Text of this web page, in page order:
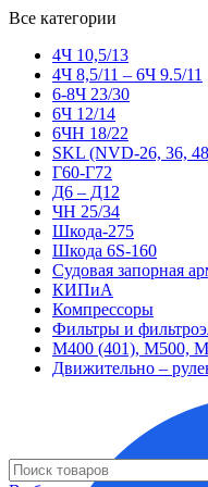
Все категории
4Ч 10,5/13
4Ч 8,5/11 – 6Ч 9.5/11
6-8Ч 23/30
6Ч 12/14
6ЧН 18/22
SKL (NVD-26, 36,
Г60-Г72
Д6 – Д12
ЧН 25/34
Шкода-275
Шкода 6S-160
Судовая запорная
КИПиА
Компрессоры
Фильтры и
М400 (401), М500,
Движительно –